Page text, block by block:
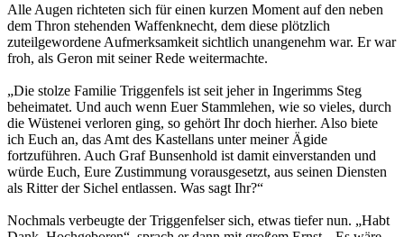
Alle Augen richteten sich für einen kurzen Moment auf den neben
dem Thron stehenden Waffenknecht, dem diese plötzlich
zuteilgewordene Aufmerksamkeit sichtlich unangenehm war. Er war
froh, als Geron mit seiner Rede weitermachte.
„Die stolze Familie Triggenfels ist seit jeher in Ingerimms Steg
beheimatet. Und auch wenn Euer Stammlehen, wie so vieles, durch
die Wüstenei verloren ging, so gehört Ihr doch hierher. Also biete
ich Euch an, das Amt des Kastellans unter meiner Ägide
fortzuführen. Auch Graf Bunsenhold ist damit einverstanden und
würde Euch, Eure Zustimmung vorausgesetzt, aus seinen Diensten
als Ritter der Sichel entlassen. Was sagt Ihr?“
Nochmals verbeugte der Triggenfelser sich, etwas tiefer nun. „Habt